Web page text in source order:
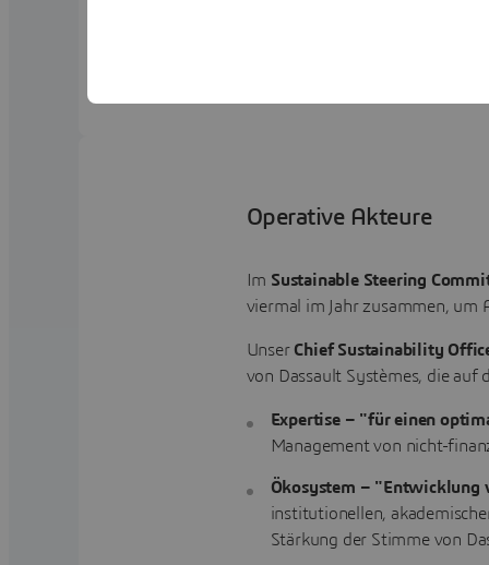
Operative Akteure
Im Sustainable Steering
viermal im Jahr zusammen, um
Unser Chief Sustainability
von Dassault Systèmes, die auf
Expertise – "für einen
Management von nicht-
Ökosystem – "Entwicklung
institutionellen,
Stärkung der Stimme von